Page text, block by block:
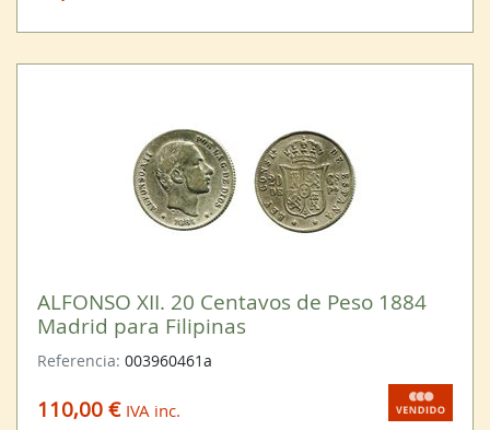
ALFONSO XII. 20 Centavos de Peso 1884
Madrid para Filipinas
Referencia: 003960461a
110,00 € IVA inc.